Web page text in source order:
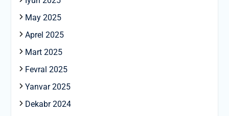
May 2025
Aprel 2025
Mart 2025
Fevral 2025
Yanvar 2025
Dekabr 2024